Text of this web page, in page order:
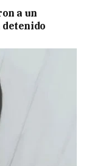
a un